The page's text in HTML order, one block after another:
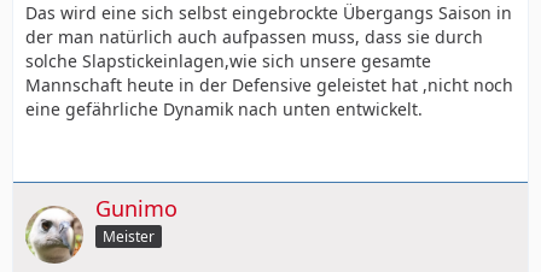
Das wird eine sich selbst eingebrockte Übergangs Saison in
der man natürlich auch aufpassen muss, dass sie durch
solche Slapstickeinlagen,wie sich unsere gesamte
Mannschaft heute in der Defensive geleistet hat ,nicht noch
eine gefährliche Dynamik nach unten entwickelt.
Gunimo
Meister